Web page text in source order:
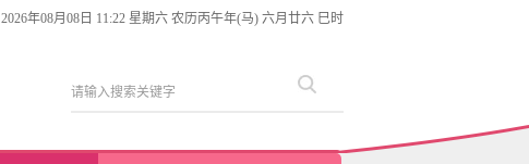
2026年08月08日 11:22 星期六 农历丙午年(马) 六月廿六 巳时